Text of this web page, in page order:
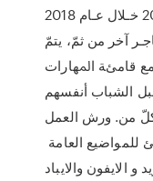
ﺗﻘﺮﻳـﺮ اﻟﻬﺠـﺮة ﻓـﻲ اﻟﻌﺎﻟـﻢ ﻟﻌـﺎم 2018 ﺧـﻼل ﻋـﺎم 2018
ﻣﻬﺎﺟـﺮ آﺧﺮ ﻣﻦ ﺛﻢّ، ﻳﺘﻢّ
ﻗﺎمئﺔ اﳌﻬﺎرات
اﻟﺸﺒﺎب أﻧﻔﺴﻬﻢ
ﻣﻦ. ورش اﻟﻌﻤﻞ
ﻟﻠﻤﻮاﺿﻴﻊ اﻟﻌﺎﻣﺔ
و الايفون والايباد